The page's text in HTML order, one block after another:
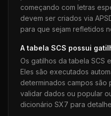
começando com letras
devem ser criados via
para que sejam refletidos
A tabela SCS possui
Os gatilhos da tabela SCS
Eles são executados
determinados campos são
validar dados ou popular
dicionário SX7 para